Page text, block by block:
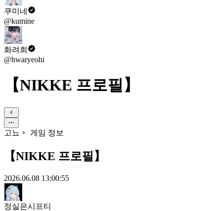
쿠미네
@kumine
화려희
@hwaryeohi
【NIKKE 프로필】​
고뇨 게임 정보
【NIKKE 프로필】​
2026.06.08 13:00:55
정실은시프티